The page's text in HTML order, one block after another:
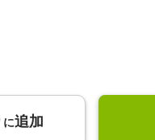
に追加